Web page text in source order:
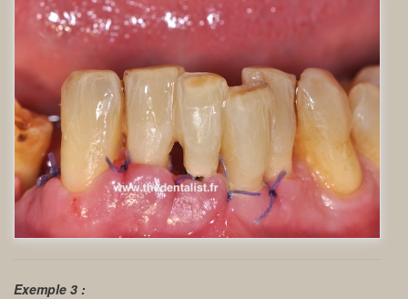
Exemple 3 :